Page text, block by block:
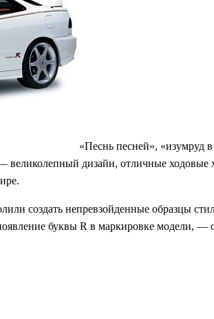
«Песнь песней», «изумруд
дизайн, отличные
создать непревзойденные образцы
буквы R в маркировке модели, —